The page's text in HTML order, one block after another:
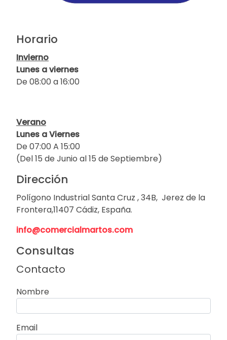
Horario
Invierno
Lunes a viernes
De 08:00 a 16:00
Verano
Lunes a Viernes
De 07:00 A 15:00
(Del 15 de Junio al 15 de Septiembre)
Dirección
Polígono Industrial Santa Cruz , 34B, Jerez de la
Frontera,11407 Cádiz, España.
info@comercialmartos.com
Consultas
Contacto
Nombre
Email